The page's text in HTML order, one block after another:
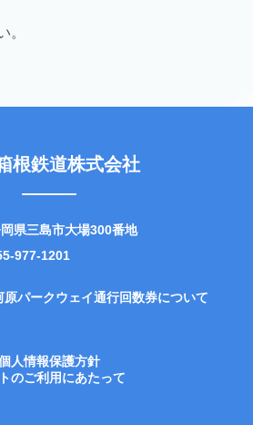
。
根鉄道株式会社
県三島市大場300番地
977-1201
パークウェイ通行回数券について
人情報保護方針
のご利用にあたって